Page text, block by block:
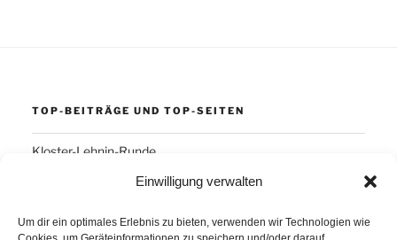
Einwilligung verwalten
Um dir ein optimales Erlebnis zu bieten, verwenden wir Technologien wie
TOP-BEITRÄGE UND TOP-SEITEN
Kloster-Lehnin-Runde